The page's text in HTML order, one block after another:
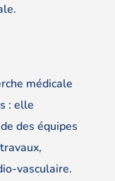
médicale
: elle
des équipes
vasculaire.